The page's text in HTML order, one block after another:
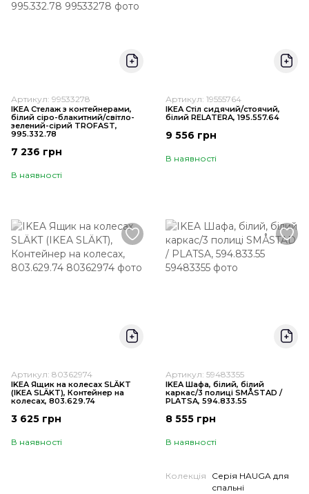
Артикул: 99533278
IKEA Стелаж з контейнерами,
білий сіро-блакитний/світло-
зелений-сірий TROFAST,
995.332.78
7 236 грн
В наявності
Артикул: 19555764
IKEA Стіл сидячий/стоячий,
білий RELATERA, 195.557.64
9 556 грн
В наявності
Артикул: 80362974
IKEA Ящик на колесах SLÄKT
(ІKEA SLÄKT), Контейнер на
колесах, 803.629.74
3 625 грн
В наявності
Артикул: 59483355
IKEA Шафа, білий, білий
каркас/3 полиці SMÅSTAD /
PLATSA, 594.833.55
8 555 грн
В наявності
Колекція
Серія HAUGA для
спальні